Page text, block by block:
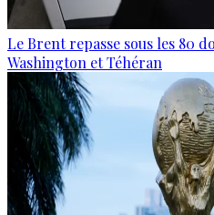
Le Brent repasse sous les 80
Washington et Téhéran